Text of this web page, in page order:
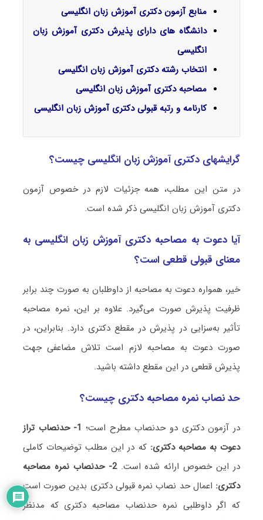
منابع آزمون دکتریآموزش زبان انگلیسی
دانشگاه های دارای پذیرش دکتریآموزش زبان
انگلیسی
انتخاب رشته دکتریآموزش زبان انگلیسی
مصاحبه دکتریآموزش زبان انگلیسی
کارنامه و رتبه قبولی دکتری آموزش زبان انگلیسی
گرایشهای دکتری آموزش زبان انگلیسی چیست؟
در متن این مطلب، همه جزئیات لازم در خصوص آزمون
دکتری آموزش زبان انگلیسی ذکر شده است.
آیا دعوت به مصاحبه دکتری آموزش زبان انگلیسی به
معنای قبولی قطعی است؟
خیر، همواره دعوت به مصاحبه از داوطلبان به صورت چند برابر
ظرفیت پذیرش صورت می‌گیرد. علاوه بر این، نمره مصاحبه
تأثیر به‌سزایی در پذیرش در مقطع دکتری دارد. بنابراین، در
صورت دعوت به مصاحبه لازم است تلاش مضاعفی جهت
پذیرش قطعی در این مقطع داشته باشید.
حد نصاب نمره مصاحبه دکتری چیست؟
در آزمون دکتری دو حدنصاب مطرح است؛
1- حدنصاب تراز
دعوت به مصاحبه دکتری: که در این مطلب توضیحات کاملی
در این خصوص ارائه شده است. 2- حدنصاب نمره مصاحبه
دکتری: اعمال حد نصاب نمره قبولی دکتری بدین صورت است
که اگر داوطلبی نمره حدنصاب مصاحبه دکتری که مدنظر